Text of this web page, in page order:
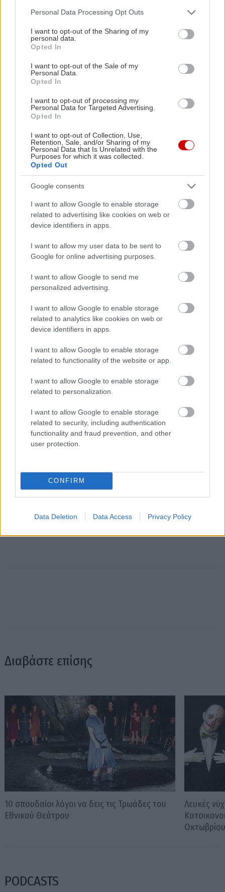
Please note that this website/app uses one or more Google
not limited to your visit or usage behaviour. You may click to
grant or deny consent to Google and its third-party tags to
use your data for below specified purposes in below Google
consent section.
Personal Data Processing Opt Outs
I want to opt-out of the Sharing of my
personal data.
Opted In
I want to opt-out of the Sale of my
Personal Data.
Opted In
I want to opt-out of processing my
Personal Data for Targeted Advertising.
Opted In
I want to opt-out of Collection, Use,
Retention, Sale, and/or Sharing of my
Personal Data that Is Unrelated with the
Purposes for which it was collected.
Opted Out
Google consents
I want to allow Google to enable storage
related to advertising like cookies on web or
device identifiers in apps.
I want to allow my user data to be sent to
Google for online advertising purposes.
I want to allow Google to send me
personalized advertising.
I want to allow Google to enable storage
related to analytics like cookies on web or
device identifiers in apps.
I want to allow Google to enable storage
related to functionality of the website or app.
I want to allow Google to enable storage
related to personalization.
I want to allow Google to enable storage
related to security, including authentication
functionality and fraud prevention, and other
user protection.
CONFIRM
Data Deletion Data Access Privacy Policy
στο Ανοιχτό Θέατρο (Κάλβου 70, Γκύζη),
κάθε βράδυ στις 21.30
Η ταυτότητα της παράστασης
Σκηνοθεσία: Γιάννης Αναστασάκης
Σκηνικά - Κοστούμια: Κέλλυ Βρεττού
Φωτισμοί: Βασίλης Παπακωνσταντίνου
Παίζουν: Μαρία Τσιμά, Μαρία Αντουλινάκη,
Γαλήνη Χατζηπασχάλη, Γιώργος Παπαστυλιανός,
Νίκος Πυροκάκος, Γιάννης Αναστασάκης
Διαβάστε επίσης
10 σπουδαίοι λόγοι να δεις τις Τρωάδες του
Εθνικού Θεάτρου
Λευκές
PODCASTS